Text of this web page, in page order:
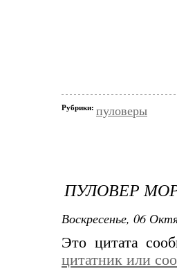
Рубрики: пуловеры
ПУЛОВЕР
Воскресенье, 06
Это цитата
цитатник или